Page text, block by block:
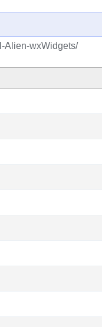
Alien-wxWidgets/